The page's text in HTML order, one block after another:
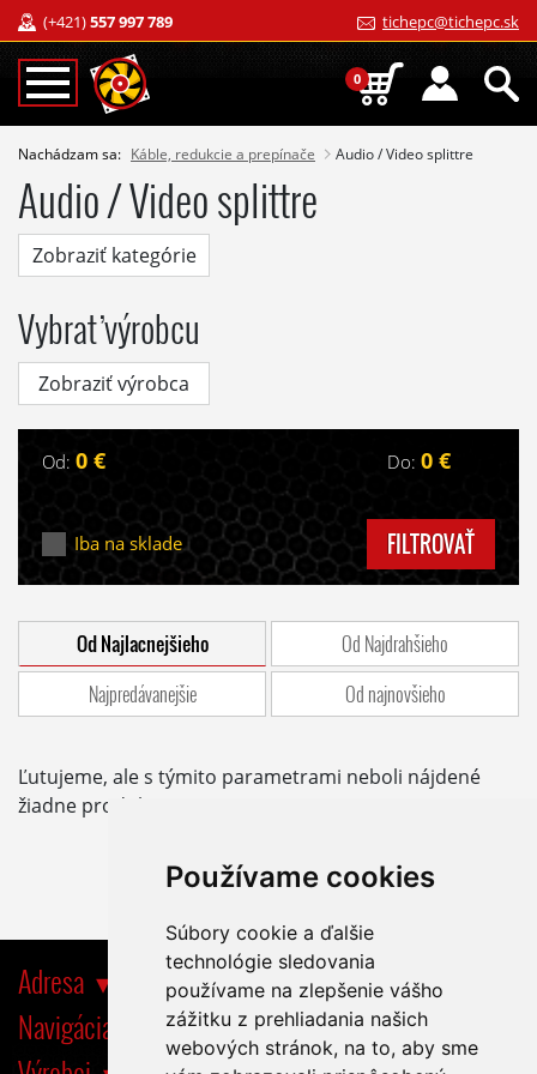
Používame cookies
Súbory cookie a ďalšie
technológie sledovania
používame na zlepšenie vášho
zážitku z prehliadania našich
webových stránok, na to, aby sme
(+421)557 997 789 tichepc@tichepc.sk
0
Nachádzam sa: Káble, redukcie a prepínače Audio / Video splittre
Audio / Video splittre
Zobraziť kategórie
Vybrať výrobcu
Zobraziť výrobca
Od: 0 € Do: 0 €
Iba na sklade FILTROVAŤ
Od Najlacnejšieho
Od Najdrahšieho
Najpredávanejšie
Od najnovšieho
Ľutujeme, ale s týmito parametrami neboli nájdené
žiadne produkty.
Adresa
Navigácia